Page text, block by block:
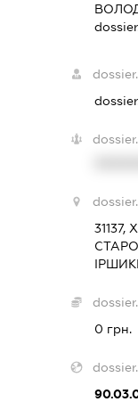
0 грн.